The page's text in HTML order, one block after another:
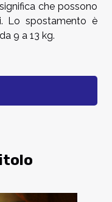
che possono
Lo spostamento è
9 a 13 kg.